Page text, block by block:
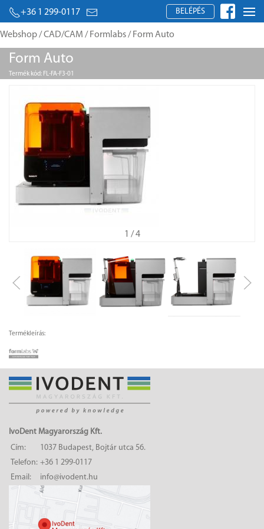
+36 1 299-0117 BELÉPÉS
Webshop/CAD/CAM / Formlabs/ Form Auto
Form Auto
Termék kód: FL-FA-F3-01
1 / 4
Termékleírás:
IvoDent Magyarország Kft.
Cím:
1037 Budapest, Bojtár utca 56.
Telefon: +36 1 299-0117
Email:
info@ivodent.hu